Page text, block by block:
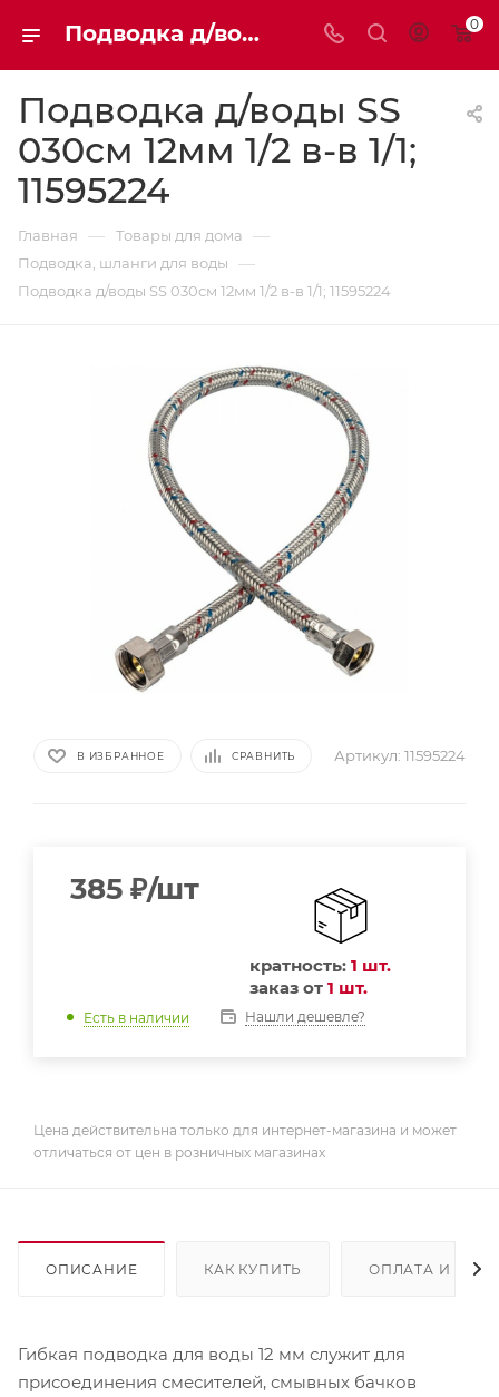
Подводка д/воды SS 030см 12мм 1/2 в-в 1/1 11595224 | Мaxim-stroy 0
Подводка д/воды SS
030см 12мм 1/2 в-в 1/1;
11595224
Главная — Товары для дома —
Подводка, шланги для воды —
Подводка д/воды SS 030см 12мм 1/2 в-в 1/1; 11595224
В ИЗБРАННОЕ СРАВНИТЬ Артикул: 11595224
385 ₽/шт
кратность: 1 шт.
заказ от 1 шт.
Есть в наличии Нашли дешевле?
Цена действительна только для интернет-магазина и может
отличаться от цен в розничных магазинах
ОПИСАНИЕ КАК КУПИТЬ ОПЛАТА И
Гибкая подводка для воды 12 мм служит для
присоединения смесителей, смывных бачков